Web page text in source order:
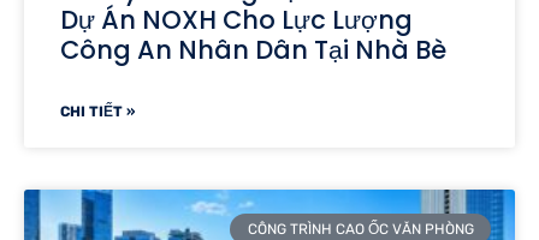
Dự Án NOXH Cho Lực Lượng
Công An Nhân Dân Tại Nhà Bè
CHI TIẾT »
CÔNG TRÌNH CAO ỐC VĂN PHÒNG